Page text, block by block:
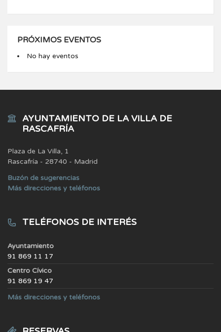
PRÓXIMOS EVENTOS
No hay eventos
AYUNTAMIENTO DE LA VILLA DE
RASCAFRÍA
Plaza de La Villa, 1
Rascafría - 28740 - Madrid
Buzón de sugerencias
Más direcciones y teléfonos
TELÉFONOS DE INTERÉS
Ayuntamiento
91 869 11 17
Centro Cívico
91 869 19 47
Más direcciones y teléfonos